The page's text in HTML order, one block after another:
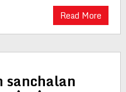
Read More